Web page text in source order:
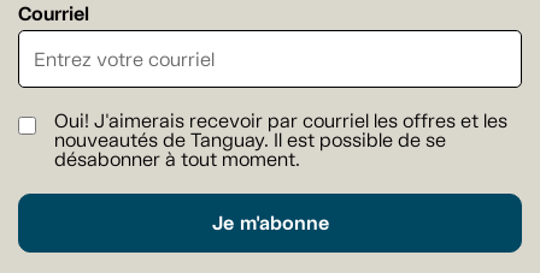
Courriel
Oui! J'aimerais recevoir par courriel les offres et les
nouveautés de Tanguay. Il est possible de se
désabonner à tout moment.
Je m'abonne